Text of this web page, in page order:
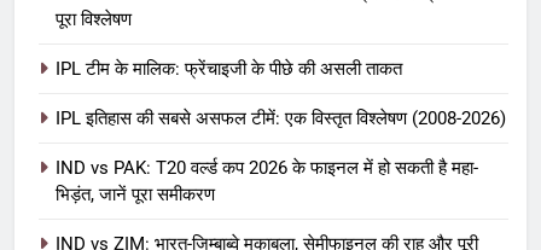
पूरा विश्लेषण
IPL टीम के मालिक: फ्रेंचाइजी के पीछे की असली ताकत
IPL इतिहास की सबसे असफल टीमें: एक विस्तृत विश्लेषण (2008-2026)
IND vs PAK: T20 वर्ल्ड कप 2026 के फाइनल में हो सकती है महा-
भिड़ंत, जानें पूरा समीकरण
IND vs ZIM: भारत-जिम्बाब्वे मुकाबला, सेमीफाइनल की राह और पूरी
IPL Net Worth 2026: 18.5 अरब डॉलर
आईपीएल 2026 क्रिकेट
IPL टीम के मालिक: फ्रेंचाइजी के पीछे की
असली ताकत
आईपीएल 2026 क्रिकेट